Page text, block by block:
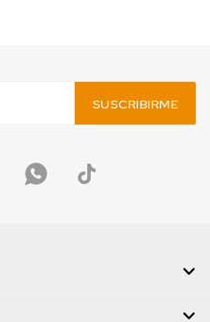
SUSCRIBIRME
 